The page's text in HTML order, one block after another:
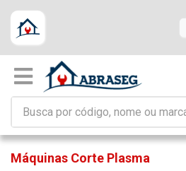
Máquinas Corte Plasma